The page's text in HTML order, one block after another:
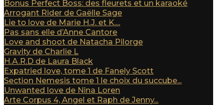
Bonus Perfect Boss: des fleurets et un karaoké
Arrogant Rider de Gaëlle Sage
Lie to love de Marie H.J. et K....
Pas sans elle d’Anne Cantore
Love and shoot de Natacha Pilorge
Gravity de Charlie L
H.A.R.D de Laura Black
Expatried love, tome 1 de Fanely Scott
Section Nemesis tome 1 le choix du succube...
Unwanted love de Nina Loren
Arte Corpus 4, Angel et Raph de Jenny...